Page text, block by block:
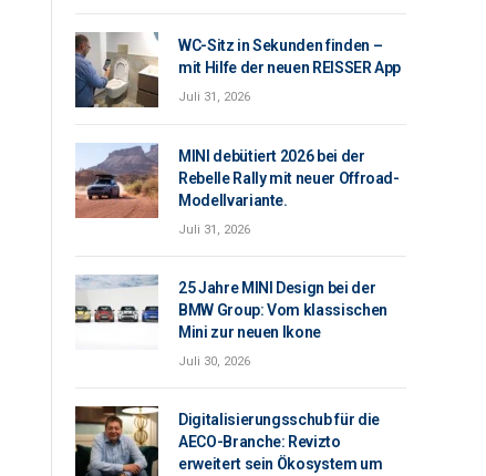
WC-Sitz in Sekunden finden –
mit Hilfe der neuen REISSER App
Juli 31, 2026
MINI debütiert 2026 bei der
Rebelle Rally mit neuer Offroad-
Modellvariante.
Juli 31, 2026
25 Jahre MINI Design bei der
BMW Group: Vom klassischen
Mini zur neuen Ikone
Juli 30, 2026
Digitalisierungsschub für die
AECO-Branche: Revizto
erweitert sein Ökosystem um